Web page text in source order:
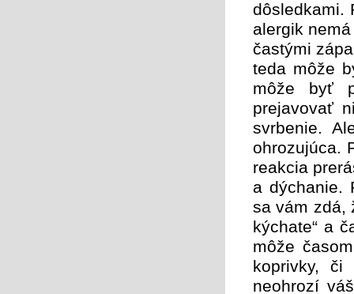
dôsledkami.
alergik
častými
teda môže
môže byť
prejavovať
svrbenie.
ohrozujúca.
reakcia
a dýchanie.
sa vám zdá,
kýchate“ a
môže
koprivky, či
neohrozí